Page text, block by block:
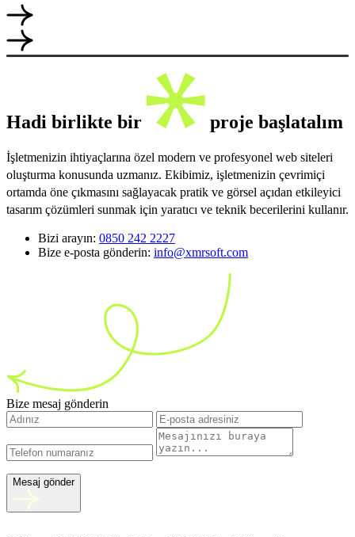
Hadi birlikte bir proje başlatalım
İşletmenizin ihtiyaçlarına özel modern ve profesyonel web siteleri
oluşturma konusunda uzmanız. Ekibimiz, işletmenizin çevrimiçi
ortamda öne çıkmasını sağlayacak pratik ve görsel açıdan etkileyici
tasarım çözümleri sunmak için yaratıcı ve teknik becerilerini kullanır.
Bizi arayın: 0850 242 2227
Bize e-posta gönderin: info@xmrsoft.com
Bize mesaj gönderin
Mesaj gönder